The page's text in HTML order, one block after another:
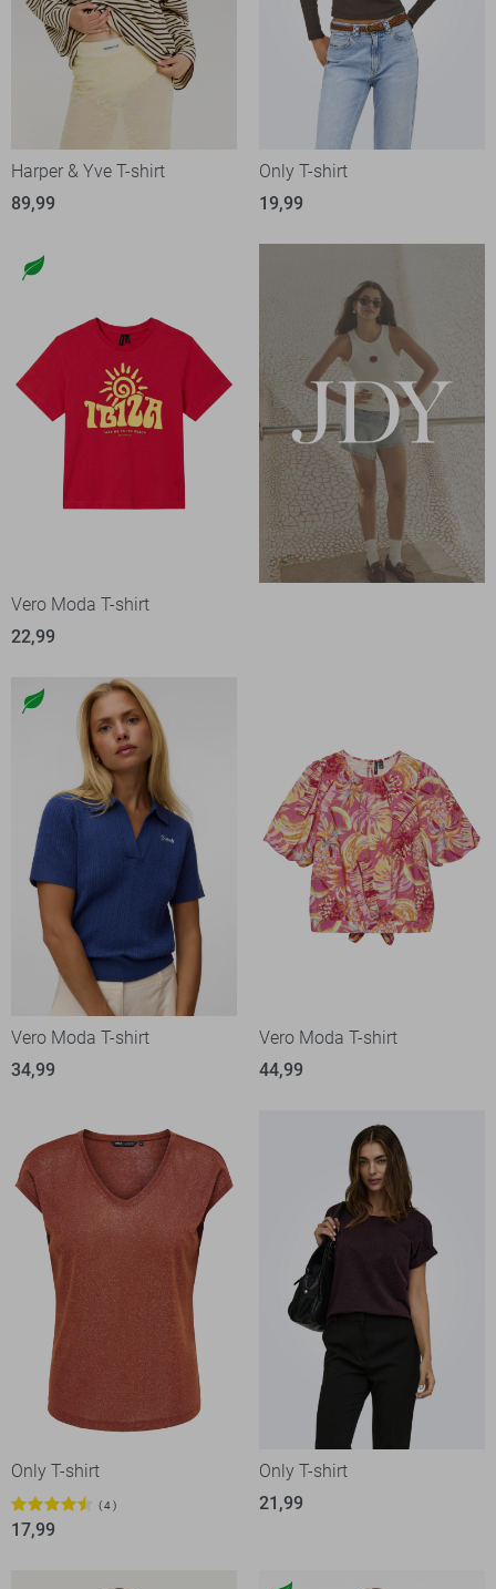
Harper & Yve T-shirt
89,99
Only T-shirt
19,99
Vero Moda T-shirt
22,99
Vero Moda T-shirt
34,99
Vero Moda T-shirt
44,99
Only T-shirt
4
17,99
Only T-shirt
21,99